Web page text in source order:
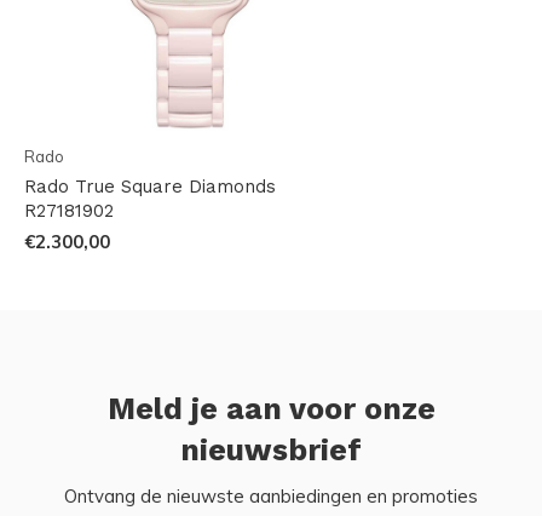
Rado
Rado True Square Diamonds
R27181902
€2.300,00
Meld je aan voor onze
nieuwsbrief
Ontvang de nieuwste aanbiedingen en promoties